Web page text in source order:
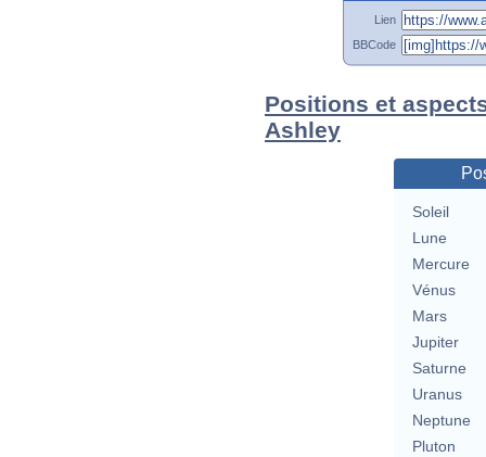
Lien
BBCode
Positions et
Ashley
Soleil
Lune
Mercure
Vénus
Mars
Jupiter
Saturne
Uranus
Neptune
Pluton